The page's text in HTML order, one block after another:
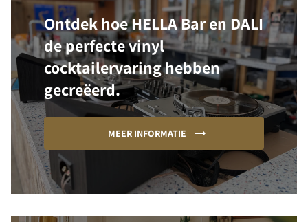
Ontdek hoe HELLA Bar en DALI
de perfecte vinyl
cocktailervaring hebben
gecreëerd.
MEER INFORMATIE